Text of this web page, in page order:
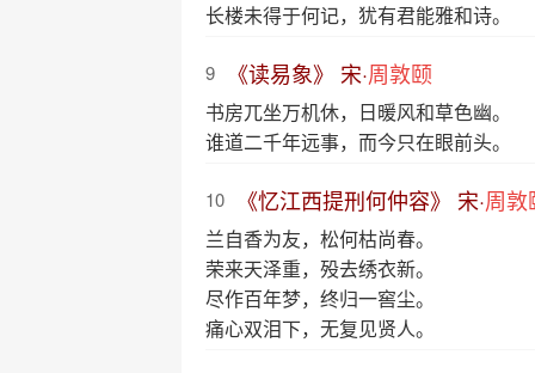
长楼未得于何记，犹有君能雅和诗。
9 《读易象》 宋·周敦颐
书房兀坐万机休，日暖风和草色幽。
谁道二千年远事，而今只在眼前头。
10 《忆江西提刑何仲容》 宋·周敦
兰自香为友，松何枯尚春。
荣来天泽重，殁去绣衣新。
尽作百年梦，终归一窖尘。
痛心双泪下，无复见贤人。